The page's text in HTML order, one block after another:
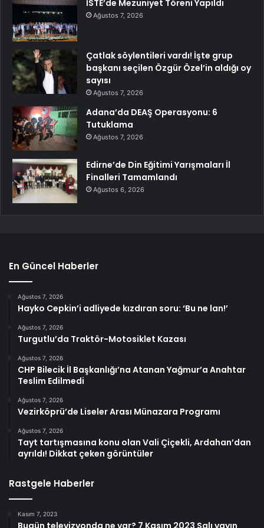
İSTE’de Mezuniyet Töreni Yapıldı
Ağustos 7, 2026
Çatlak söylentileri vardı! İşte grup
başkanı seçilen Özgür Özel’in aldığı oy
sayısı
Ağustos 7, 2026
Adana’da DEAŞ Operasyonu: 6
Tutuklama
Ağustos 7, 2026
Edirne’de Din Eğitimi Yarışmaları İl
Finalleri Tamamlandı
Ağustos 6, 2026
En Güncel Haberler
Ağustos 7, 2026
Hayko Cepkin’i adliyede kızdıran soru: ‘Bu ne lan!’
Ağustos 7, 2026
Turgutlu’da Traktör-Motosiklet Kazası
Ağustos 7, 2026
CHP Bilecik İl Başkanlığı’na Atanan Yağmur’a Anahtar
Teslim Edilmedi
Ağustos 7, 2026
Vezirköprü’de Liseler Arası Münazara Programı
Ağustos 7, 2026
Tayt tartışmasına konu olan Vali Çiçekli, Ardahan’dan
ayrıldı! Dikkat çeken görüntüler
Rastgele Haberler
Kasım 7, 2023